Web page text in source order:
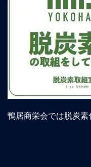
鴨居商栄会では脱炭素